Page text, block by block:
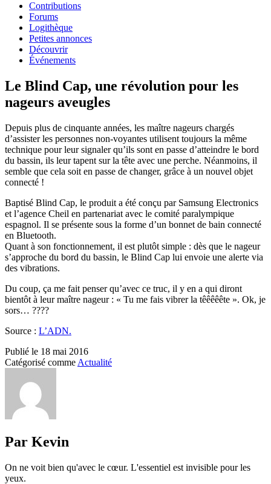
Contributions
Forums
Logithèque
Petites annonces
Découvrir
Événements
Le Blind Cap, une révolution pour les
nageurs aveugles
Depuis plus de cinquante années, les maître nageurs chargés
d’assister les personnes non-voyantes utilisent toujours la même
technique pour leur signaler qu’ils sont en passe d’atteindre le bord
du bassin, ils leur tapent sur la tête avec une perche. Néanmoins, il
semble que cela soit en passe de changer, grâce à un nouvel objet
connecté !
Baptisé Blind Cap, le produit a été conçu par Samsung Electronics
et l’agence Cheil en partenariat avec le comité paralympique
espagnol. Il se présente sous la forme d’un bonnet de bain connecté
en Bluetooth.
Quant à son fonctionnement, il est plutôt simple : dès que le nageur
s’approche du bord du bassin, le Blind Cap lui envoie une alerte via
des vibrations.
Du coup, ça me fait penser qu’avec ce truc, il y en a qui diront
bientôt à leur maître nageur : « Tu me fais vibrer la têêêêête ». Ok, je
sors… ????
Source : L’ADN.
Publié le 18 mai 2016
Catégorisé comme Actualité
Par Kevin
On ne voit bien qu'avec le cœur. L'essentiel est invisible pour les
yeux.